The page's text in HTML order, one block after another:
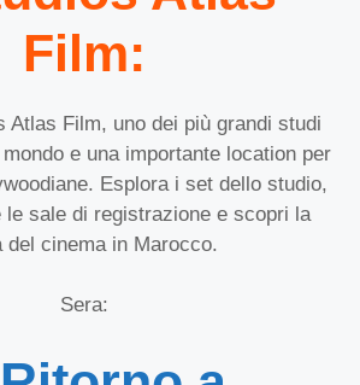
Film:
Atlas Film, uno dei più grandi studi
e una importante location per
Esplora i set dello studio,
le sale di registrazione e scopri la
del cinema in Marocco.
Sera: